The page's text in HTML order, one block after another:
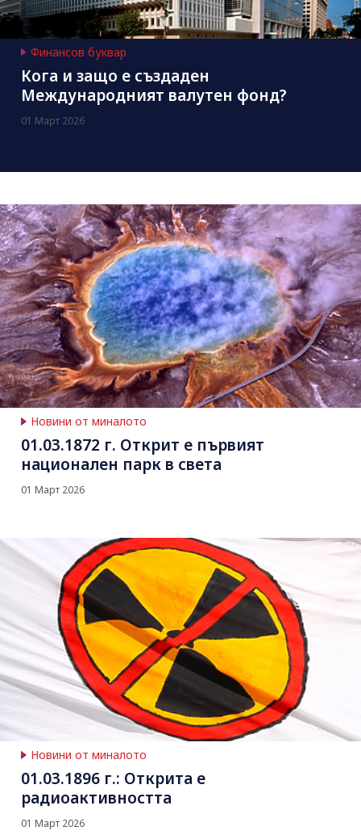
Финансов буквар
Кога и защо е създаден
Международният валутен фонд?
01 Март 2026
Новини от миналото
01.03.1872 г. Открит е първият
национален парк в света
01 Март 2026
Новини от миналото
01.03.1896 г.: Открита е
радиоактивността
01 Март 2026